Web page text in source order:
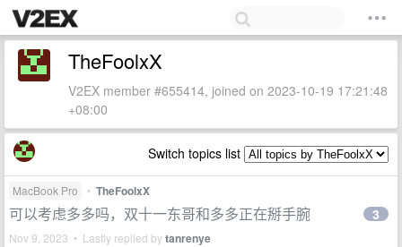
TheFoolxX
V2EX member #655414, joined on 2023-10-19 17:21:48
+08:00
Switch topics list
MacBook Pro • TheFoolxX
可以考虑多多吗，双十一东哥和多多正在掰手腕
Nov 9, 2023 • Lastly replied bytanrenye
3